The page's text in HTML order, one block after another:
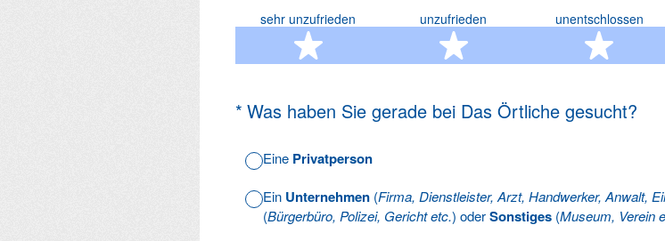
sehr unzufrieden
1 Stern
unzufrieden
2 Sterne
unentschlossen
3
* Was haben Sie gerade bei Das Örtliche gesucht?
(Erforderlich.)
Eine Privatperson
Ein Unternehmen (Firma, Dienstleister, Arzt, Handwerker, Anwalt,
(Bürgerbüro, Polizei, Gericht etc.) oderSonstiges (Museum, Verein